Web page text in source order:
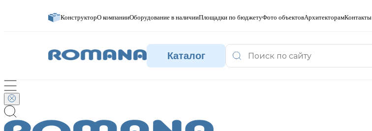
КонструкторО компанииОборудование в наличииПлощадки по бюджетуФото объектовАрхитекторамКонтакты
Каталог